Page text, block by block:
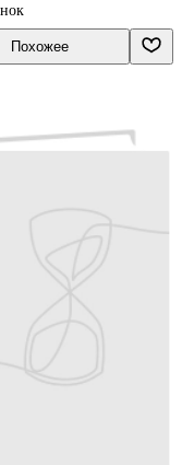
Похожее